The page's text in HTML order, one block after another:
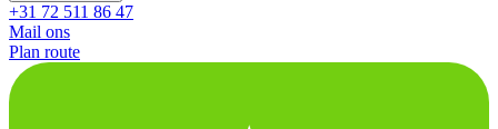
+31 72 511 86 47
Mail ons
Plan route